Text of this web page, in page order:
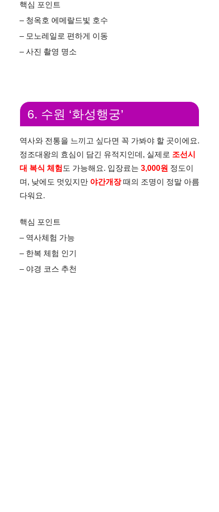
핵심 포인트
– 청옥호 에메랄드빛 호수
– 모노레일로 편하게 이동
– 사진 촬영 명소
6. 수원 ‘화성행궁’
역사와 전통을 느끼고 싶다면 꼭 가봐야 할 곳이에요.
정조대왕의 효심이 담긴 유적지인데, 실제로 조선시
대 복식 체험 도 가능해요. 입장료는 3,000원 정도이
며, 낮에도 멋있지만 야간개장때의 조명이 정말 아름
다워요.
핵심 포인트
– 역사체험 가능
– 한복 체험 인기
– 야경 코스 추천